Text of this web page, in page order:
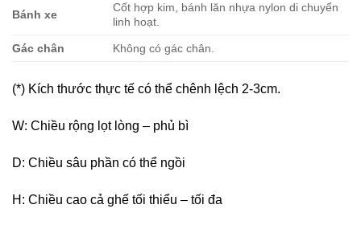
Bánh xe
Cốt hợp kim, bánh lăn nhựa nylon di chuyển
linh hoạt.
Gác chân Không có gác chân.
(*) Kích thước thực tế có thể chênh lệch 2-3cm.
W: Chiều rộng lọt lòng – phủ bì
D: Chiều sâu phần có thể ngồi
H: Chiều cao cả ghế tối thiểu – tối đa